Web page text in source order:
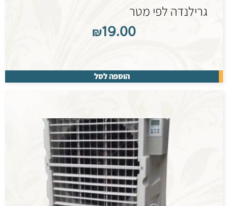
גרילנדה לפי מטר
₪19.00
הוספה לסל